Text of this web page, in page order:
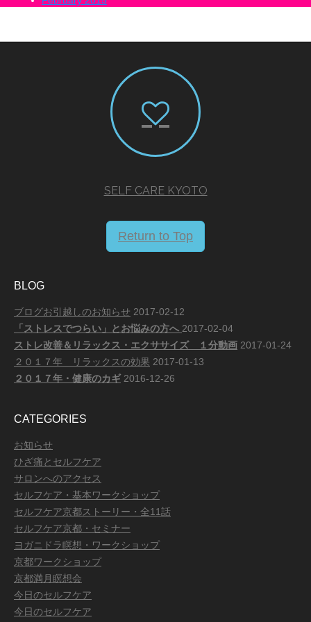
SELF CARE KYOTO
Return to Top
BLOG
ブログお引越しのお知らせ 2017-02-12
「ストレスでつらい」とお悩みの方へ 2017-02-04
ストレ改善＆リラックス・エクササイズ １分動画 2017-01-24
２０１７年 リラックスの効果 2017-01-13
２０１７年・健康のカギ 2016-12-26
CATEGORIES
お知らせ
ひざ痛とセルフケア
サロンへのアクセス
セルフケア・基本ワークショップ
セルフケア京都ストーリー・全11話
セルフケア京都・セミナー
ヨガニドラ瞑想・ワークショップ
京都ワークショップ
京都満月瞑想会
今日のセルフケア
今日のセルフケア